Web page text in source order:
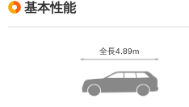
基本性能
全長4.89m